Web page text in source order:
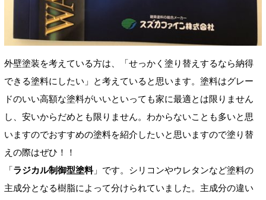
外壁塗装を考えている方は、「せっかく塗り替えするなら納得
できる塗料にしたい」と考えていると思います。塗料はグレー
ドのいい高額な塗料がいいといっても家に最適とは限りません
し、安いからだめとも限りません。わからないことも多いと思
いますのでおすすめの塗料を紹介したいと思いますので塗り替
えの際はぜひ！！
「ラジカル制御型塗料」です。シリコンやウレタンなど塗料の
主成分となる樹脂によって分けられていました。主成分の違い